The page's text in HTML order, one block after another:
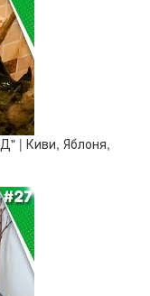
| Киви, Яблоня,